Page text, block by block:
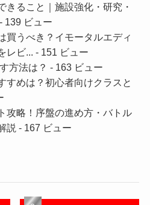
きること｜施設強化・研究・
139 ビュー
買うべき？イモータルエディ
レビ... - 151 ビュー
方法は？ - 163 ビュー
すめは？初心者向けクラスと
攻略！序盤の進め方・バトル
説 - 167 ビュー